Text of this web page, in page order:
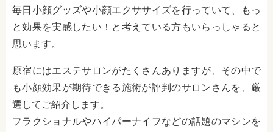
毎日小顔グッズや小顔エクササイズを行っていて、もっ
と効果を実感したい！と考えている方もいらっしゃると
思います。
原宿にはエステサロンがたくさんありますが、その中で
も小顔効果が期待できる施術が評判のサロンさんを、厳
選してご紹介します。
フラクショナルやハイパーナイフなどの話題のマシンを